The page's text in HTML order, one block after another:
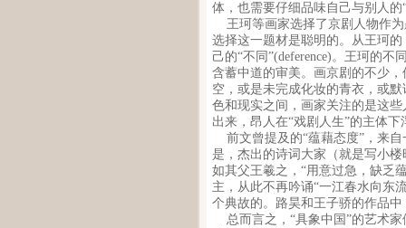
体，也需要仔细品味自己与别人的
王珂等画家选择了京剧人物作为
选择这一题材是聪明的。从王珂
己的“不同”(deference)。王珂的
含蓄中道的审美。画京剧的不少
空，或是未完成化妆的青衣，或
色和现实之间，画家关注的是这
出来，昂人在“戏剧人生”的主体
前文曾提及的“蕴藉态度”，来自
是，杰出的诗词大家（就是写小
如其父王羲之，“用意过急，缺乏
主，从此不再吟诵“一江春水向东
个典故的。路昊和王子骄的作品
总而言之，“具象中国”的艺术家